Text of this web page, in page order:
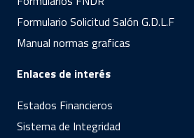
Formulario Solicitud Salón G.D.L.F
Manual normas graficas
Enlaces de interés
Estados Financieros
Sistema de Integridad